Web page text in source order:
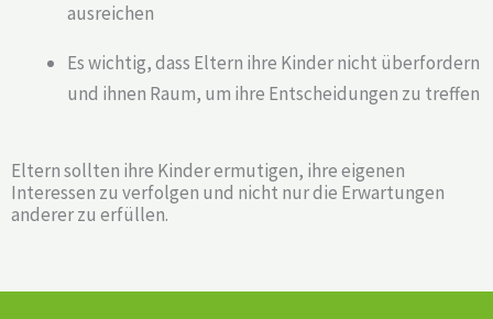
ausreichen
Es wichtig, dass Eltern ihre Kinder nicht überfordern
und ihnen Raum, um ihre Entscheidungen zu treffen
Eltern sollten ihre Kinder ermutigen, ihre eigenen
Interessen zu verfolgen und nicht nur die Erwartungen
anderer zu erfüllen.